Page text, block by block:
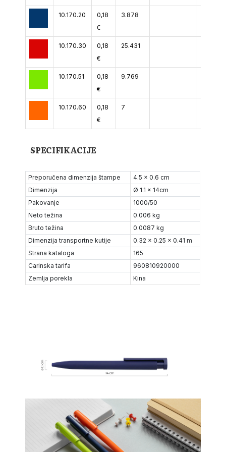
10.170.20
0,18
€
3.878
10.170.30
0,18
€
25.431
10.170.51
0,18
€
9.769
10.170.60
0,18
€
7
SPECIFIKACIJE
Preporučena dimenzija štampe
4.5 x 0.6 cm
Dimenzija
Ø 1.1 x 14cm
Pakovanje
1000/50
Neto težina
0.006 kg
Bruto težina
0.0087 kg
Dimenzija transportne kutije
0.32 x 0.25 x 0.41 m
Strana kataloga
165
Carinska tarifa
960810920000
Zemlja porekla
Kina